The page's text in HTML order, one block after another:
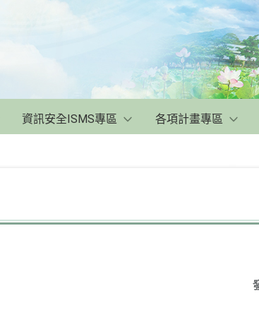
資訊安全ISMS專區 各項計畫專區